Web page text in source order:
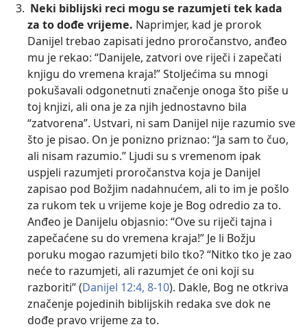
Neki biblijski reci mogu se razumjeti tek kada
za to dođe vrijeme. Naprimjer, kad je prorok
Danijel trebao zapisati jedno proročanstvo, anđeo
mu je rekao: “Danijele, zatvori ove riječi i zapečati
knjigu do vremena kraja!” Stoljećima su mnogi
pokušavali odgonetnuti značenje onoga što piše u
toj knjizi, ali ona je za njih jednostavno bila
“zatvorena”. Ustvari, ni sam Danijel nije razumio sve
što je pisao. On je ponizno priznao: “Ja sam to čuo,
ali nisam razumio.” Ljudi su s vremenom ipak
uspjeli razumjeti proročanstva koja je Danijel
zapisao pod Božjim nadahnućem, ali to im je pošlo
za rukom tek u vrijeme koje je Bog odredio za to.
Anđeo je Danijelu objasnio: “Ove su riječi tajna i
zapečaćene su do vremena kraja!” Je li Božju
poruku mogao razumjeti bilo tko? “Nitko tko je zao
neće to razumjeti, ali razumjet će oni koji su
razboriti” (Danijel 12:4, 8-10). Dakle, Bog ne otkriva
značenje pojedinih biblijskih redaka sve dok ne
dođe pravo vrijeme za to.